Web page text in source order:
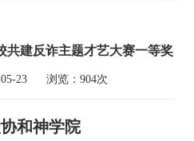
共建反诈主题才艺大赛一等奖
23      浏览：904次
和神学院